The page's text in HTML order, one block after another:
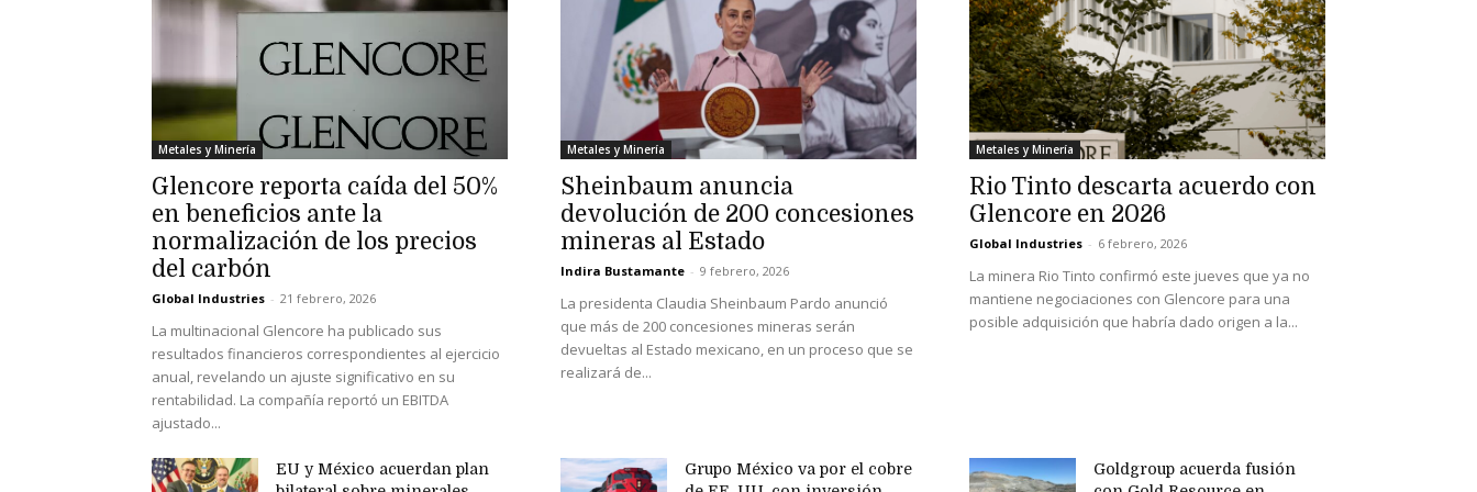
Metales y Minería
Glencore reporta caída del 50%
en beneficios ante la
normalización de los precios
del carbón
Global Industries - 21 febrero, 2026
La multinacional Glencore ha publicado sus
resultados financieros correspondientes al ejercicio
anual, revelando un ajuste significativo en su
rentabilidad. La compañía reportó un EBITDA
ajustado...
Metales y Minería
Sheinbaum anuncia
devolución de 200 concesiones
mineras al Estado
Indira Bustamante - 9 febrero, 2026
La presidenta Claudia Sheinbaum Pardo anunció
que más de 200 concesiones mineras serán
devueltas al Estado mexicano, en un proceso que se
realizará de...
Metales y Minería
Rio Tinto descarta acuerdo con
Glencore en 2026
Global Industries - 6 febrero, 2026
La minera Rio Tinto confirmó este jueves que ya no
mantiene negociaciones con Glencore para una
posible adquisición que habría dado origen a la...
EU y México acuerdan plan
Grupo México va por el cobre
Goldgroup acuerda fusión